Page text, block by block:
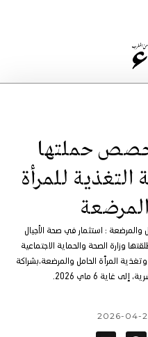
حملتها
للمرأة
والمرضعة : استثمار في صحة الأجيال
وزارة الصحة والحماية الاجتماعية
المرأة الحامل والمرضعة،بشراكة
غاية 6 ماي 2026.
2026-04-